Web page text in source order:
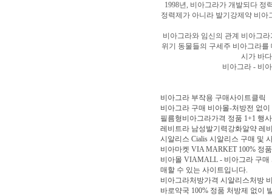
1998년, 비아그라가 개발되다 정
정력제가 아니라 발기강제약 비
비아그라와 임신의 관계 비아그
위기 동물들의 구세주 비아그라
시가 바
비아그라 - 비
비아그라 부작용 구매사이트클릭
비아그라 구매 비아몰-처방전 없이
필름형비아그라가격 정품 1+1 행
레비트라 남성발기력강화알약 레
시알리스 Cialis 시알리스 구매 및
비아마켓 VIA MARKET 100% 정품
비아몰 VIAMALL - 비아그라 구매
매할 수 있는 사이트입니다.
비아그라처방가격 시알리스처방
바로약국 100% 정품 처방제 없이